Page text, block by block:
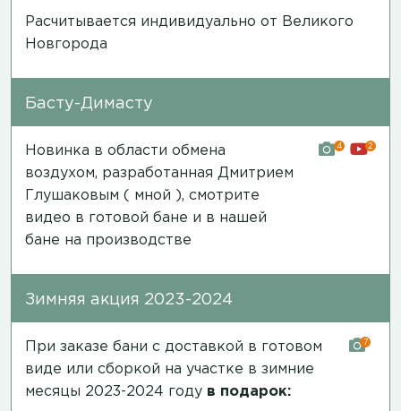
Расчитывается индивидуально от Великого
Новгорода
Басту-Димасту
Новинка в области обмена
воздухом, разработанная Дмитрием
Глушаковым ( мной ), смотрите
видео в готовой бане и в нашей
бане на производстве
4 2
Зимняя акция 2023-2024
При заказе бани с доставкой в готовом
виде или сборкой на участке в зимние
месяцы 2023-2024 году в подарок:
7